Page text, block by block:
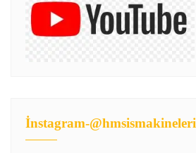
İnstagram-@hmsismakineleri